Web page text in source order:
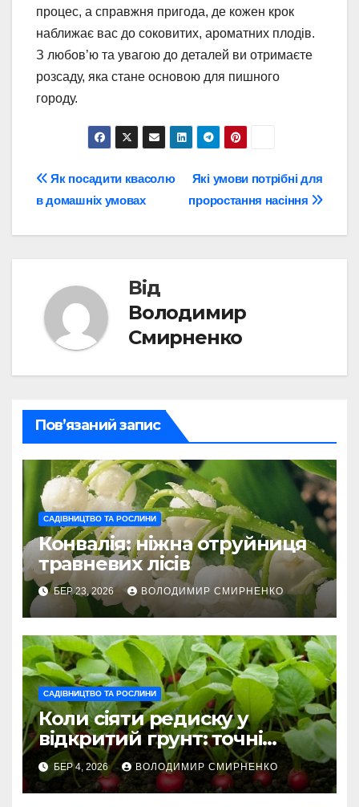
процес, а справжня пригода, де кожен крок
наближає вас до соковитих, ароматних плодів.
З любов’ю та увагою до деталей ви отримаєте
розсаду, яка стане основою для пишного
городу.
Навігація
записів
Які умови потрібні для
проростання насіння
Як посадити квасолю
в домашніх умовах
Від
Володимир
Смирненко
Пов’язаний запис
САДІВНИЦТВО ТА РОСЛИНИ
Конвалія: ніжна отруйниця
травневих лісів
БЕР 23, 2026 ВОЛОДИМИР СМИРНЕНКО
САДІВНИЦТВО ТА РОСЛИНИ
Коли сіяти редиску у
відкритий грунт: точні
терміни 2026
БЕР 4, 2026 ВОЛОДИМИР СМИРНЕНКО